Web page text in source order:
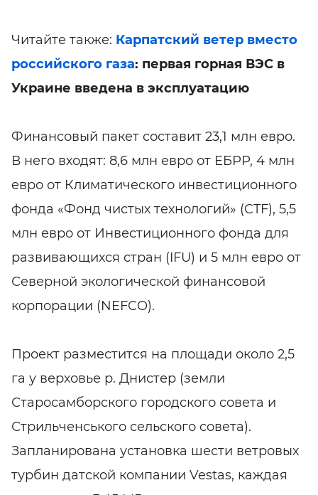
Читайте также: Карпатский ветер вместо
российского газа: первая горная ВЭС в
Украине введена в эксплуатацию
Финансовый пакет составит 23,1 млн евро.
В него входят: 8,6 млн евро от ЕБРР, 4 млн
евро от Климатического инвестиционного
фонда «Фонд чистых технологий» (CTF), 5,5
млн евро от Инвестиционного фонда для
развивающихся стран (IFU) и 5 млн евро от
Северной экологической финансовой
корпорации (NEFCO).
Проект разместится на площади около 2,5
га у верховье р. Днистер (земли
Старосамборского городского совета и
Стрильченського сельского совета).
Запланирована установка шести ветровых
турбин датской компании Vestas, каждая